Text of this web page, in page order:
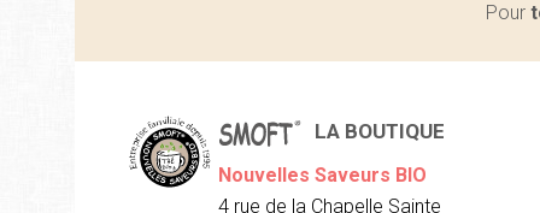
Pour
LA BOUTIQUE
Nouvelles Saveurs BIO
4 rue de la Chapelle Sainte